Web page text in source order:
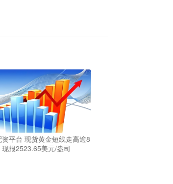
平台 现货黄金短线走高逾8
现报2523.65美元/盎司